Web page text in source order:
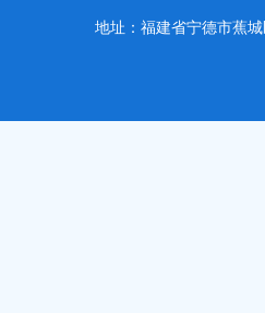
地址：福建省宁德市蕉